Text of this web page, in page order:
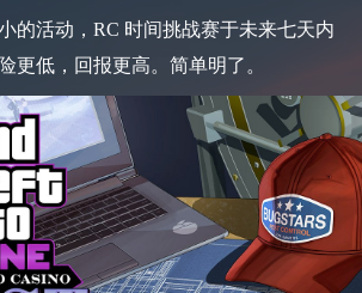
的活动，RC 时间挑战赛于未来七天内
更低，回报更高。简单明了。